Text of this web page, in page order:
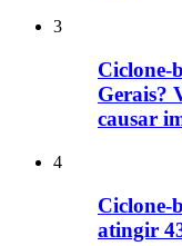
3
Ciclone-
Gerais?
causar
4
Ciclone-
atingir